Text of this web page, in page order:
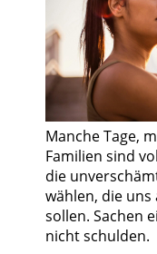
Manche Tage,
Familien sind
die
wählen, die
sollen. Sachen
nicht schulden.